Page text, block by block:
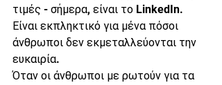
τιμές - σήμερα, είναι το LinkedIn.
Είναι εκπληκτικό για μένα πόσοι
άνθρωποι δεν εκμεταλλεύονται την
ευκαιρία.
Όταν οι άνθρωποι με ρωτούν για τα